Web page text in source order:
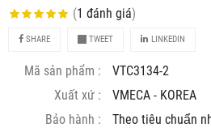
(1 đánh giá)
SHARE TWEET LINKEDIN
Mã sản phẩm :
VTC3134-2
Xuất xứ :
VMECA - KOREA
Bảo hành :
Theo tiêu chuẩn